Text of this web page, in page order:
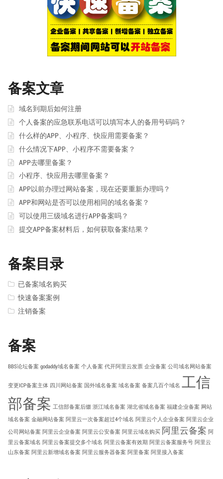
备案文章
域名到期后如何注册
个人备案的应急联系电话可以填写本人的备用号码吗？
什么样的APP、小程序、快应用需要备案？
什么情况下APP、小程序不需要备案？
APP去哪里备案？
小程序、快应用去哪里备案？
APP以前办理过网站备案，现在还要重新办理吗？
APP和网站是否可以使用相同的域名备案？
可以使用三级域名进行APP备案吗？
提交APP备案材料后，如何获取备案结果？
备案目录
已备案域名购买
快速备案案例
注销备案
备案
BBS论坛备案 godaddy域名备案 个人备案 代开阿里云发票 企业备案 公司域名网站备案
变更ICP备案主体 四川网站备案 国外域名备案 域名备案 备案几百个域名 工信
部备案 工信部备案后缀 浙江域名备案 湖北省域名备案 福建企业备案 网站
域名备案 金融网站备案 阿里云一次备案超过4个域名 阿里云个人企业备案 阿里云企业
公司网站备案 阿里云企业备案 阿里云公安备案 阿里云域名购买 阿里云备案 阿
里云备案域名 阿里云备案提交多个域名 阿里云备案有效期 阿里云备案服务号 阿里云
山东备案 阿里云新增域名备案 阿里云服务器备案 阿里备案 阿里接入备案